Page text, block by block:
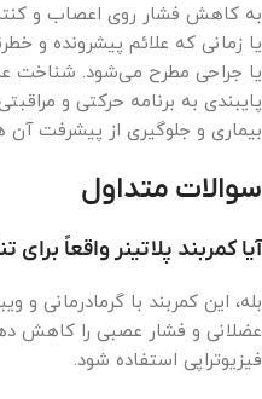
به کاهش فشار روی اعصاب و
یا زمانی که علائم پیشرونده و
یا جراحی مطرح می‌شود. شناخت
پایبندی به برنامه حرکتی و
بیماری و جلوگیری از پیشرفت آن
سوالات متداول
آیا کمربند پلاتینر واقعاً
بله، این کمربند با گرمادرمانی و
عضلانی و فشار عصبی را کاهش
فیزیوتراپی استفاده شود.